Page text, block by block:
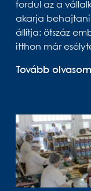
fordul az a
akarja behajtani
állítja: ötszáz
itthon már
Tovább olvasom